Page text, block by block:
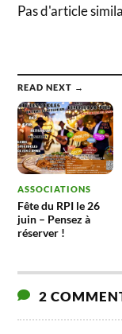
Pas d'article
READ NEXT →
ASSOCIATIONS
Fête du RPI le 26
juin – Pensez à
réserver !
2